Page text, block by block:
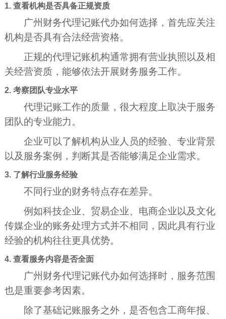
1. 查看机构是否具备正规资质
广州财务代理记账代办如何选择，首先应关注
机构是否具有合法经营资格。
正规的代理记账机构通常拥有营业执照以及相
关经营资质，能够依法开展财务服务工作。
2. 考察团队专业水平
代理记账工作的质量，很大程度上取决于服务
团队的专业能力。
企业可以了解机构从业人员的经验、专业背景
以及服务案例，判断其是否能够满足企业需求。
3. 了解行业服务经验
不同行业的财务特点存在差异。
例如科技企业、贸易企业、电商企业以及文化
传媒企业的账务处理方式并不相同，因此具有行业
经验的机构往往更具优势。
4. 查看服务内容是否全面
广州财务代理记账代办如何选择时，服务范围
也是重要参考因素。
除了基础记账服务之外，是否包含工商年报、